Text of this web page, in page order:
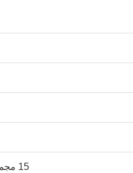
15 مجموعة لكلّ شهر